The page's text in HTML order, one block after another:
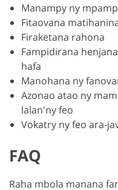
Manampy ny
Fitaovana
Firaketana rahona
Fampidirana
hafa
Manohana ny
Azonao atao ny
lalan'ny feo
Vokatry ny feo ara-
FAQ
Raha mbola manana